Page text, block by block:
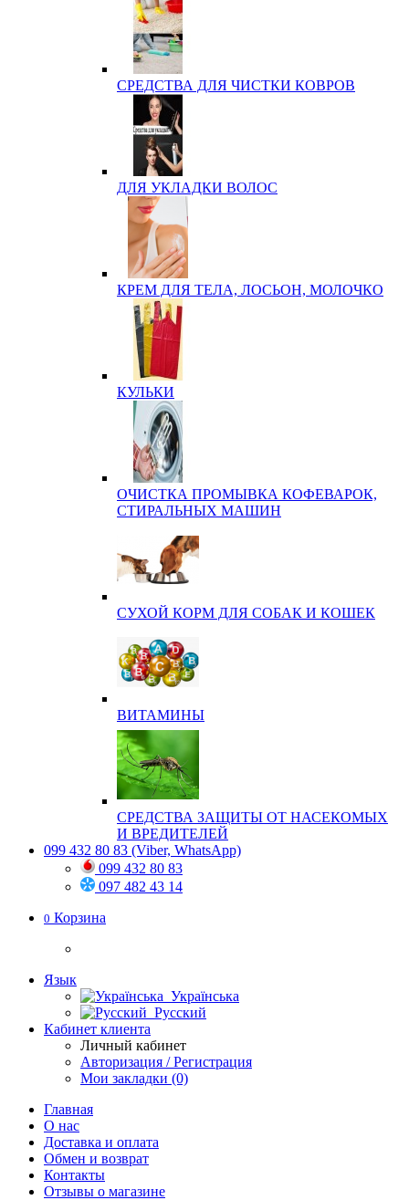
СРЕДСТВА ДЛЯ ЧИСТКИ КОВРОВ
ДЛЯ УКЛАДКИ ВОЛОС
КРЕМ ДЛЯ ТЕЛА, ЛОСЬОН, МОЛОЧКО
КУЛЬКИ
ОЧИСТКА ПРОМЫВКА КОФЕВАРОК,
СТИРАЛЬНЫХ МАШИН
СУХОЙ КОРМ ДЛЯ СОБАК И КОШЕК
ВИТАМИНЫ
СРЕДСТВА ЗАЩИТЫ ОТ НАСЕКОМЫХ
И ВРЕДИТЕЛЕЙ
099 432 80 83 (Viber, WhatsApp)
099 432 80 83
097 482 43 14
0 Корзина
Язык
Українська
Русский
Кабинет клиента
Личный кабинет
Авторизация / Регистрация
Мои закладки (0)
Главная
О нас
Доставка и оплата
Обмен и возврат
Контакты
Отзывы о магазине